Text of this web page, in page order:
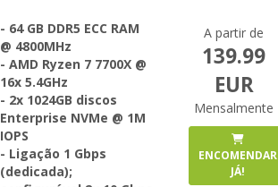
- 64 GB DDR5 ECC RAM
@ 4800MHz
- AMD Ryzen 7 7700X @
16x 5.4GHz
- 2x 1024GB discos
Enterprise NVMe @ 1M
IOPS
- Ligação 1 Gbps
(dedicada);
A partir de
139.99
EUR
Mensalmente
ENCOMENDAR
JÁ!